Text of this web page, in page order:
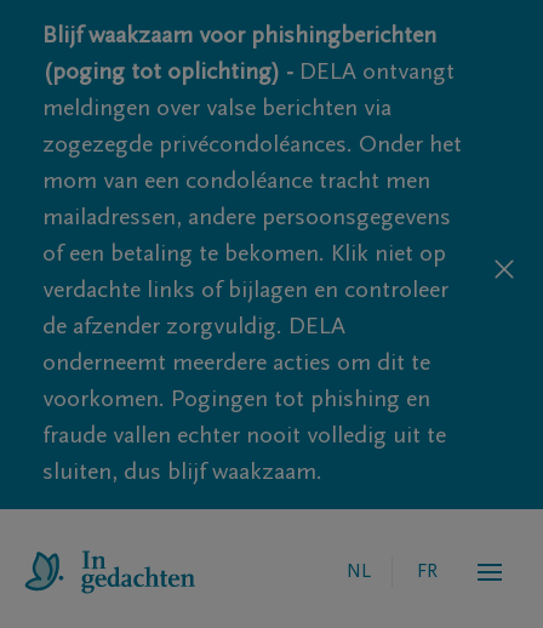
Blijf waakzaam voor phishingberichten
(poging tot oplichting) - DELA ontvangt
meldingen over valse berichten via
zogezegde privécondoléances. Onder het
mom van een condoléance tracht men
mailadressen, andere persoonsgegevens
of een betaling te bekomen. Klik niet op
verdachte links of bijlagen en controleer
de afzender zorgvuldig. DELA
onderneemt meerdere acties om dit te
voorkomen. Pogingen tot phishing en
fraude vallen echter nooit volledig uit te
sluiten, dus blijf waakzaam.
NL FR